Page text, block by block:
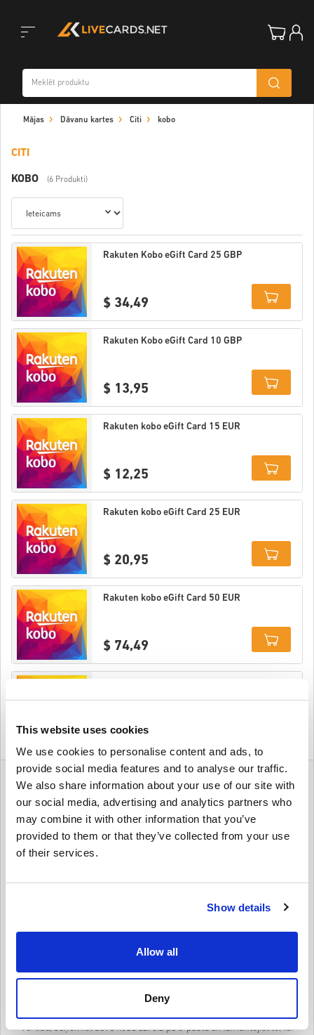
This website uses cookies
We use cookies to personalise content and ads, to
provide social media features and to analyse our traffic.
We also share information about your use of our site with
our social media, advertising and analytics partners who
may combine it with other information that you’ve
provided to them or that they’ve collected from your use
of their services.
Show details
Allow all
Deny
Mājas Dāvanu kartes Citi kobo
CITI
KOBO (6 Produkti)
Rakuten Kobo eGift Card 25 GBP
$ 34,49
Details
Rakuten Kobo eGift Card 10 GBP
$ 13,95
Details
Rakuten kobo eGift Card 15 EUR
$ 12,25
Details
Rakuten kobo eGift Card 25 EUR
$ 20,95
Details
Rakuten kobo eGift Card 50 EUR
$ 74,49
$ 76,35
Details
Stipriniet savu lasīšanas ieradumu ar Kobo eGift
kartēm
Grāmatu mīļotājiem
ir vārti uz tūkstošiem e-grāmatu,
audiogrāmatu un citu materiālu. Neatkarīgi no tā, vai jums patīk
bestselleri, neatkarīgie tituli vai nišas žanri, Kobo piedāvā kaut ko
Šī kategorija piedāvā eGift kartes ar vērtību no€15līdz€100—
un viegli lietojamas, Kobo kartes ir savietojamas ar Kobo
Atrast, lejupielādēt un baudīt
Izmantojiet savu eGift karti, lai iegādātos e-grāmatas,
audiogrāmatas vai abonētu Kobo Plus. Vienkārši izvēlieties
vērtību, saņemiet savu kodu uzreiz pa e-pastu un izmantojiet to, lai